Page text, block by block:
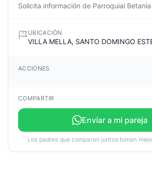
Solicita información de Parroquial Betania
UBICACIÓN
VILLA MELLA, SANTO DOMINGO
ACCIONES
COMPARTIR
Enviar a mi pareja
Los padres que comparan juntos toman